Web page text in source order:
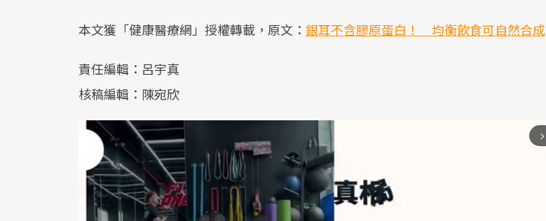
本文獲「健康醫療網」授權轉載，原文： 銀耳不含膠原蛋白！ 均衡飲食可自然合成
責任編輯：呂宇真
核稿編輯：陳宛欣
arrow_forward_ios